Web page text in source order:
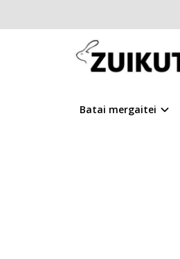
Batai mergaitei
Pagrindinis Tapukai
TAPUKAI